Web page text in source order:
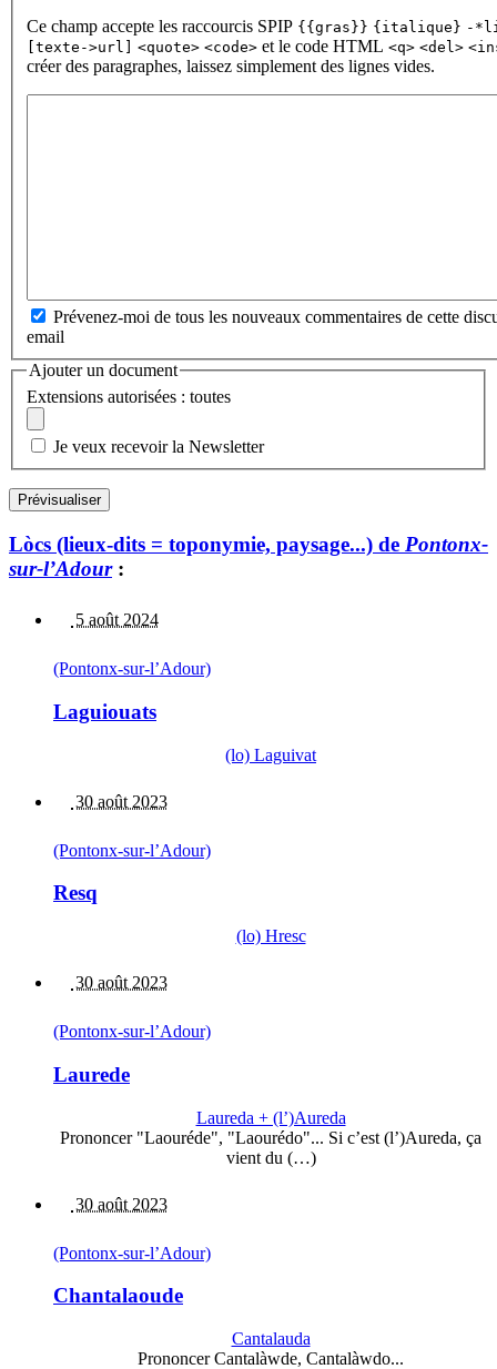
Ce champ accepte les raccourcis SPIP {{gras}} {italique} -
[texte->url]
<quote> <code> et le code HTML <q> <del>
créer des paragraphes, laissez simplement des lignes vides.
Prévenez-moi de tous les nouveaux commentaires de cette
email
Ajouter un document
Extensions autorisées : toutes
Je veux recevoir la Newsletter
Lòcs (lieux-dits = toponymie, paysage...) de Pontonx-
sur-l’Adour:
5 août 2024
(Pontonx-sur-l’Adour)
Laguiouats
(lo) Laguivat
30 août 2023
(Pontonx-sur-l’Adour)
Resq
(lo) Hresc
30 août 2023
(Pontonx-sur-l’Adour)
Laurede
Laureda + (l’)Aureda
Prononcer "Laouréde", "Laourédo"... Si c’est (l’)Aureda, ça
vient du (…)
30 août 2023
(Pontonx-sur-l’Adour)
Chantalaoude
Cantalauda
Prononcer Cantalàwde, Cantalàwdo...